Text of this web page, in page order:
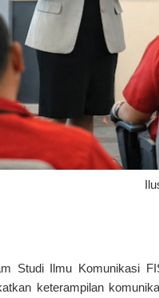
Studi Ilmu Komunikasi
keterampilan